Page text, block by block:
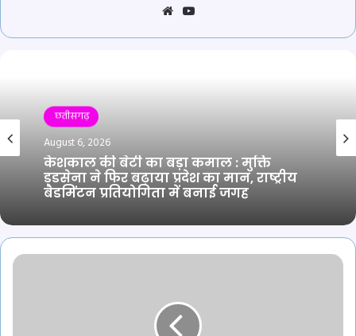
Website
छतीसगढ़
August 6, 2026
केशकाल की बेटी का बड़ा कमाल : मुक्ति
डडसेना ने फिर बढ़ाया प्रदेश का मान, राष्ट्रीय
बैडमिंटन प्रतियोगिता में बनाई जगह
महादेव